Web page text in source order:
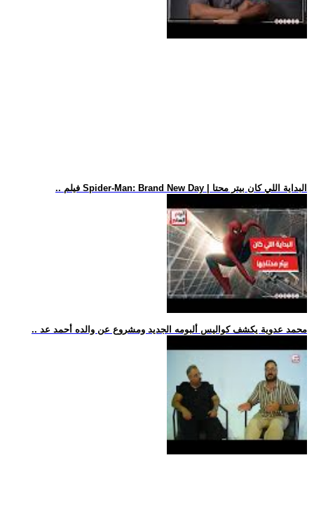
.. فيلم Spider-Man: Brand New Day | البداية اللي كان بيتر محتا
.. محمد عدوية يكشف كواليس ألبومه الجديد ومشروع عن والده أحمد عد